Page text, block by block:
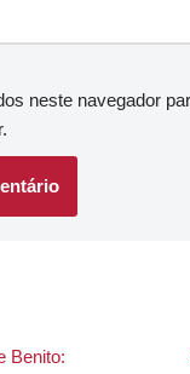
neste navegador
Benito: